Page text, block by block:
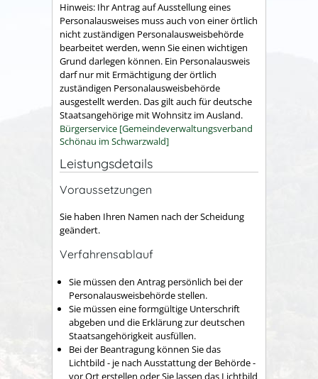
Hinweis: Ihr Antrag auf Ausstellung eines
Personalausweises muss auch von einer örtlich
nicht zuständigen Personalausweisbehörde
bearbeitet werden, wenn Sie einen wichtigen
Grund darlegen können. Ein Personalausweis
darf nur mit Ermächtigung der örtlich
zuständigen Personalausweisbehörde
ausgestellt werden. Das gilt auch für deutsche
Staatsangehörige mit Wohnsitz im Ausland.
Bürgerservice [Gemeindeverwaltungsverband
Schönau im Schwarzwald]
Leistungsdetails
Voraussetzungen
Sie haben Ihren Namen nach der Scheidung
geändert.
Verfahrensablauf
Sie müssen den Antrag persönlich bei der
Personalausweisbehörde stellen.
Sie müssen eine formgültige Unterschrift
abgeben und die Erklärung zur deutschen
Staatsangehörigkeit ausfüllen.
Bei der Beantragung können Siedas
Lichtbild - je nach Ausstattung der Behörde -
vor Ort erstellen oder Sie lassen das Lichtbild